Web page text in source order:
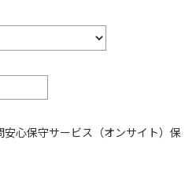
心保守サービス（オンサイト）保